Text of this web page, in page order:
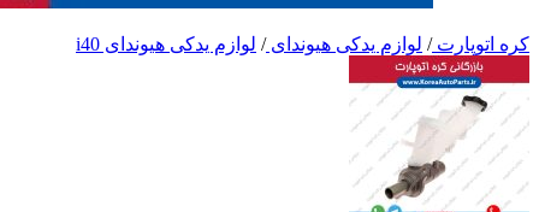
کره اتوپارت/ لوازم یدکی هیوندای/ لوازم یدکی هیوندای i40